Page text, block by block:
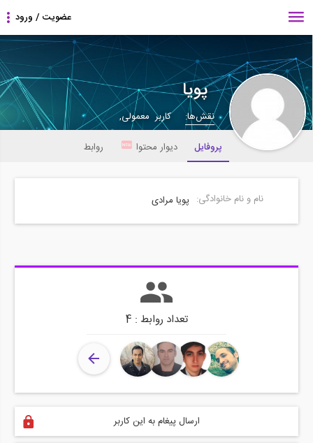
پویا
نقش‌ها:
کاربر معمولی,
پروفایل
دیوار محتوا روابط
نام و نام خانوادگی: پویا مرادی
تعداد روابط : 4
ارسال پیغام به این کاربر